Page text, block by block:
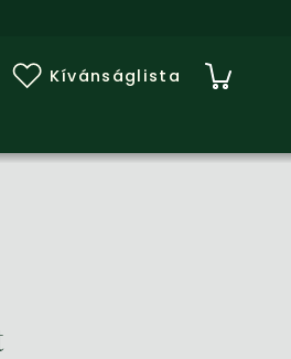
Kívánságlista